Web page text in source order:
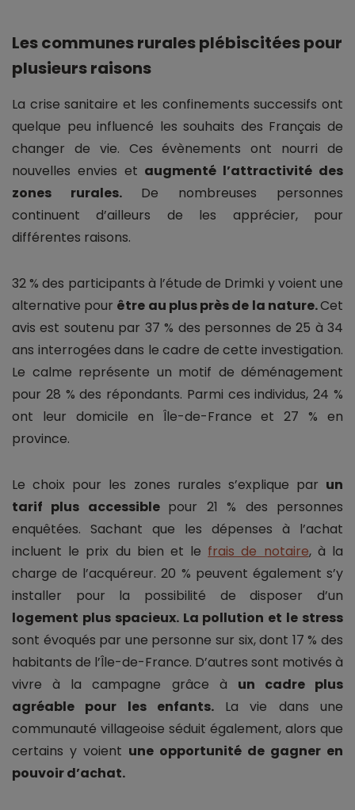
Les communes rurales plébiscitées pour
plusieurs raisons
La crise sanitaire et les confinements successifs ont
quelque peu influencé les souhaits des Français de
changer de vie. Ces évènements ont nourri de
nouvelles envies et augmenté l’attractivité des
zones rurales. De nombreuses personnes
continuent d’ailleurs de les apprécier, pour
différentes raisons.
32 % des participants à l’étude de Drimki y voient une
alternative pour être au plus près de la nature.Cet
avis est soutenu par 37 % des personnes de 25 à 34
ans interrogées dans le cadre de cette investigation.
Le calme représente un motif de déménagement
pour 28 % des répondants. Parmi ces individus, 24 %
ont leur domicile en Île-de-France et 27 % en
province.
Le choix pour les zones rurales s’explique par un
tarif plus accessible pour 21 % des personnes
enquêtées. Sachant que les dépenses à l’achat
incluent le prix du bien et le frais de notaire, à la
charge de l’acquéreur. 20 % peuvent également s’y
installer pour la possibilité de disposer d’un
logement plus spacieux. La pollution et le stress
sont évoqués par une personne sur six, dont 17 % des
habitants de l’Île-de-France. D’autres sont motivés à
vivre à la campagne grâce à un cadre plus
agréable pour les enfants. La vie dans une
communauté villageoise séduit également, alors que
certains y voient une opportunité de gagner en
pouvoir d’achat.